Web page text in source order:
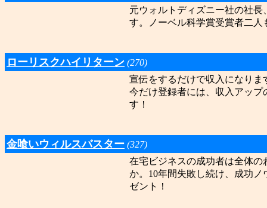
元ウォルトディズニー社の社
す。ノーベル科学賞受賞者二
ローリスクハイリターン (270)
宣伝をするだけで収入になり
今だけ登録者には、収入アッ
す！
金喰いウィルスバスター (327)
在宅ビジネスの成功者は全体
か。10年間失敗し続け、成功
ゼント！